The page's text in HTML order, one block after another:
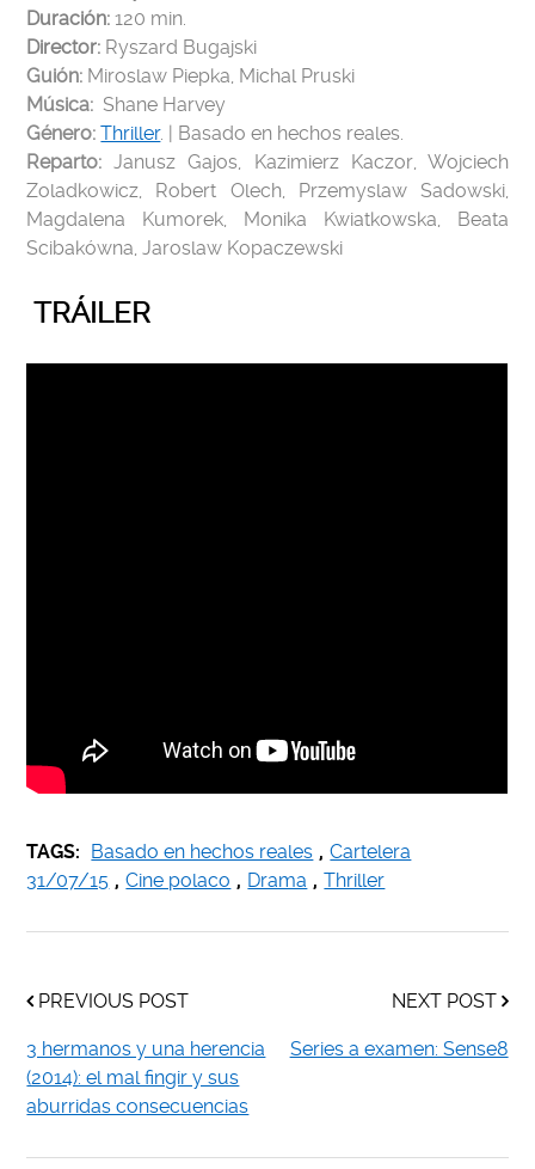
Duración:120 min.
Director: Ryszard Bugajski
Guión: Miroslaw Piepka, Michal Pruski
Música: Shane Harvey
Género:Thriller. | Basado en hechos reales.
Reparto: Janusz Gajos, Kazimierz Kaczor, Wojciech
Zoladkowicz, Robert Olech, Przemyslaw Sadowski,
Magdalena Kumorek, Monika Kwiatkowska, Beata
Scibakówna, Jaroslaw Kopaczewski
TRÁILER
TAGS: Basado en hechos reales , Cartelera
31/07/15 , Cine polaco , Drama , Thriller
PREVIOUS POST
3 hermanos y una herencia
(2014): el mal fingir y sus
aburridas consecuencias
NEXT POST
Series a examen: Sense8